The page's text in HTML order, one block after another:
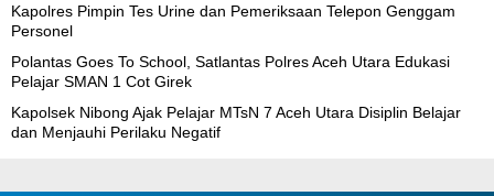
Kapolres Pimpin Tes Urine dan Pemeriksaan Telepon Genggam
Personel
Polantas Goes To School, Satlantas Polres Aceh Utara Edukasi
Pelajar SMAN 1 Cot Girek
Kapolsek Nibong Ajak Pelajar MTsN 7 Aceh Utara Disiplin Belajar
dan Menjauhi Perilaku Negatif